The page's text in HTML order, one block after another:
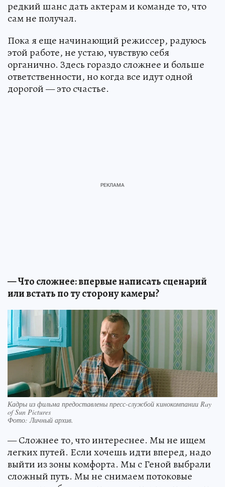
редкий шанс дать актерам и команде то, что
сам не получал.
Пока я еще начинающий режиссер, радуюсь
этой работе, не устаю, чувствую себя
органично. Здесь гораздо сложнее и больше
ответственности, но когда все идут одной
дорогой — это счастье.
— Что сложнее: впервые написать сценарий
или встать по ту сторону камеры?
Кадры из фильма предоставлены пресс-службой кинокомпании Ray
of Sun Pictures
Фото:Личный архив.
— Сложнее то, что интереснее. Мы не ищем
легких путей. Если хочешь идти вперед, надо
выйти из зоны комфорта. Мы с Геной выбрали
сложный путь. Мы не снимаем потоковые